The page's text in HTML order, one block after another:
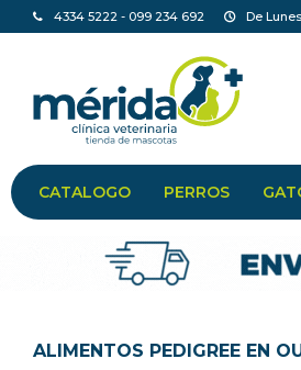
CATALOGO PERROS
4334 5222 - 099 234 692 De
ALIMENTOS PEDIGREE EN